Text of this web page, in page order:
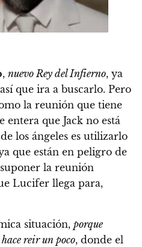
, nuevo Rey del Infierno, ya
que ira a buscarlo. Pero
la reunión que tiene
entera que Jack no está
los ángeles es utilizarlo
que están en peligro de
la reunión
Lucifer llega para,
situación, porque
reir un poco, donde el